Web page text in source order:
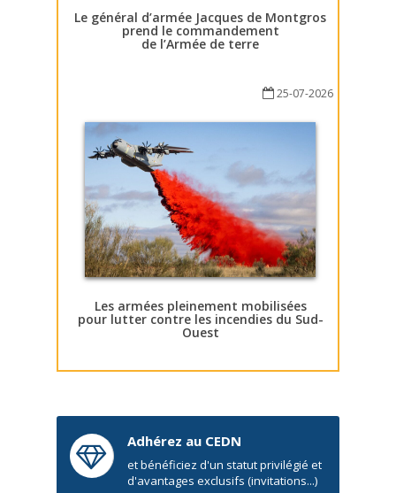
Le général d’armée Jacques de Montgros
prend le commandement
de l’Armée de terre
25-07-2026
Les armées pleinement mobilisées
pour lutter contre les incendies du Sud-
Ouest
Adhérez au CEDN
et bénéficiez d'un statut privilégié et
d'avantages exclusifs (invitations...)